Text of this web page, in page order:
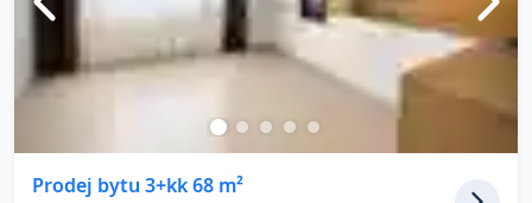
Okamžitý výkup
Přehled realitních makléřů
Co říkají naši zákazníci
Prodej bytu 3+kk 68 m²